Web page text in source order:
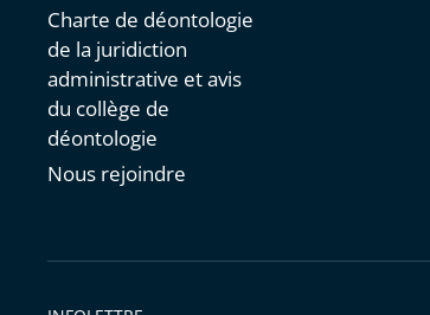
Charte de déontologie
de la juridiction
administrative et avis
du collège de
déontologie
Nous rejoindre